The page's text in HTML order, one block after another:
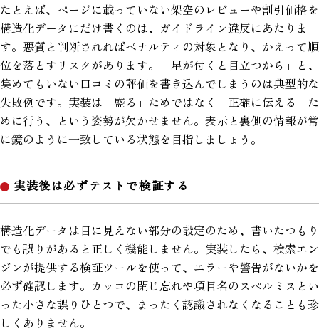
たとえば、ページに載っていない架空のレビューや割引価格を
構造化データにだけ書くのは、ガイドライン違反にあたりま
す。悪質と判断されればペナルティの対象となり、かえって順
位を落とすリスクがあります。「星が付くと目立つから」と、
集めてもいない口コミの評価を書き込んでしまうのは典型的な
失敗例です。実装は「盛る」ためではなく「正確に伝える」た
めに行う、という姿勢が欠かせません。表示と裏側の情報が常
に鏡のように一致している状態を目指しましょう。
実装後は必ずテストで検証する
構造化データは目に見えない部分の設定のため、書いたつもり
でも誤りがあると正しく機能しません。実装したら、検索エン
ジンが提供する検証ツールを使って、エラーや警告がないかを
必ず確認します。カッコの閉じ忘れや項目名のスペルミスとい
った小さな誤りひとつで、まったく認識されなくなることも珍
しくありません。